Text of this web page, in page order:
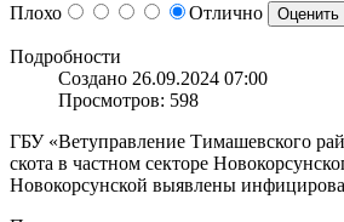
Плохо
Отлично
Подробности
Создано 26.09.2024 07:00
Просмотров: 598
ГБУ «Ветуправление Тимашевского
скота в частном секторе
Новокорсунской выявлены